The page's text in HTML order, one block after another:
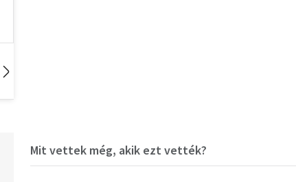
Hangoskönyv
Mit vettek még, akik ezt vették?